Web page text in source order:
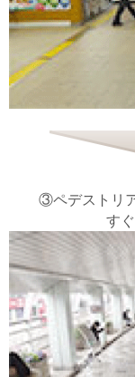
③ペデストリ
す